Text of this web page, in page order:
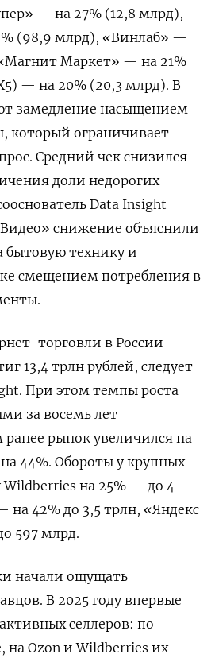
— на 27% (12,8 млрд),
(98,9 млрд), «Винлаб» —
Маркет» — на 21%
— на 20% (20,3 млрд). В
замедление насыщением
который ограничивает
Средний чек снизился
доли недорогих
Data Insight
снижение объяснили
бытовую технику и
смещением потребления в
торговли в России
13,4 трлн рублей, следует
При этом темпы роста
за восемь лет
рынок увеличился на
44%. Обороты у крупных
на 25% — до 4
на 42% до 3,5 трлн, «Яндекс
597 млрд.
начали ощущать
В 2025 году впервые
селлеров: по
на Ozon и Wildberries их